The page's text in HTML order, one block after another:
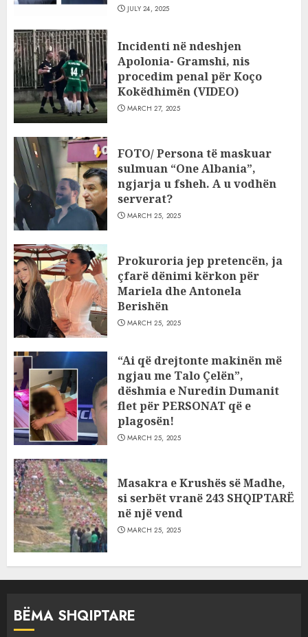
JULY 24, 2025
Incidenti në ndeshjen
Apolonia- Gramshi, nis
procedim penal për Koço
Kokëdhimën (VIDEO)
MARCH 27, 2025
FOTO/ Persona të maskuar
sulmuan “One Albania”,
ngjarja u fsheh. A u vodhën
serverat?
MARCH 25, 2025
Prokuroria jep pretencën, ja
çfarë dënimi kërkon për
Mariela dhe Antonela
Berishën
MARCH 25, 2025
“Ai që drejtonte makinën më
ngjau me Talo Çelën”,
dëshmia e Nuredin Dumanit
flet për PERSONAT që e
plagosën!
MARCH 25, 2025
Masakra e Krushës së Madhe,
si serbët vranë 243 SHQIPTARË
në një vend
MARCH 25, 2025
BËMA SHQIPTARE